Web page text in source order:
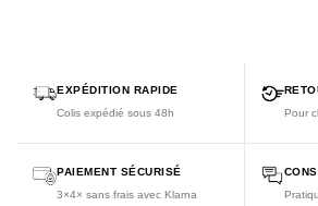
EXPÉDITION RAPIDE
Colis expédié sous 48h
Pour
PAIEMENT SÉCURISÉ
3×4× sans frais avec Klarna